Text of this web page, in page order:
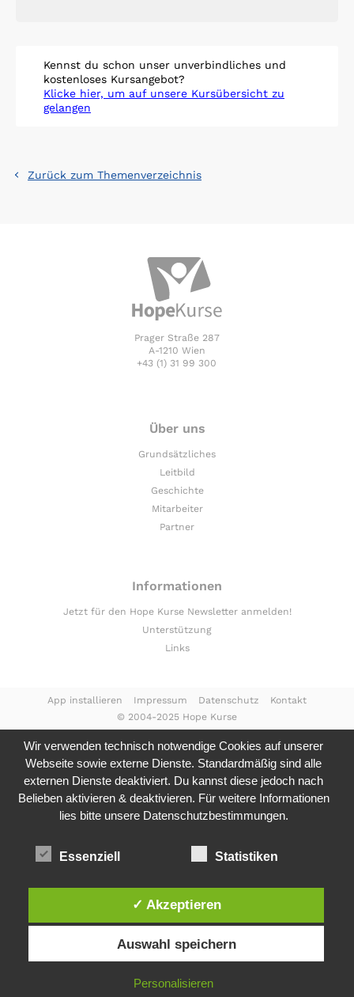
Kennst du schon unser unverbindliches und
kostenloses Kursangebot?
Klicke hier, um auf unsere Kursübersicht zu
gelangen
Zurück zum Themenverzeichnis
Prager Straße 287
A-1210 Wien
+43 (1) 31 99 300
Über uns
Grundsätzliches
Leitbild
Geschichte
Mitarbeiter
Partner
Informationen
Jetzt für den Hope Kurse Newsletter anmelden!
Unterstützung
Links
© 2004-2025 Hope Kurse
App installieren Impressum Datenschutz Kontakt
Wir verwenden technisch notwendige Cookies auf unserer
Webseite sowie externe Dienste. Standardmäßig sind alle
externen Dienste deaktiviert. Du kannst diese jedoch nach
Belieben aktivieren & deaktivieren. Für weitere Informationen
lies bitte unsere Datenschutzbestimmungen.
Essenziell Statistiken
✓ Akzeptieren
Auswahl speichern
Personalisieren